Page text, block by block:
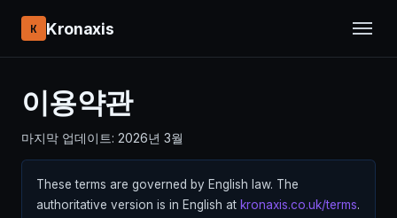
K Kronaxis
이용약관
마지막 업데이트: 2026년 3월
These terms are governed by English law. The
authoritative version is in English at kronaxis.co.uk/terms.